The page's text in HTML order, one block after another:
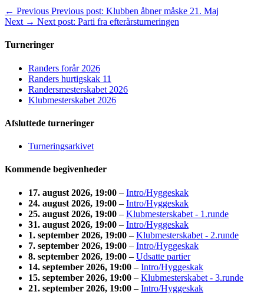
← Previous Previous post: Klubben åbner måske 21. Maj
Next → Next post: Parti fra efterårsturneringen
Turneringer
Randers forår 2026
Randers hurtigskak 11
Randersmesterskabet 2026
Klubmesterskabet 2026
Afsluttede turneringer
Turneringsarkivet
Kommende begivenheder
17. august 2026, 19:00 – Intro/Hyggeskak
24. august 2026, 19:00 – Intro/Hyggeskak
25. august 2026, 19:00 – Klubmesterskabet - 1.runde
31. august 2026, 19:00 – Intro/Hyggeskak
1. september 2026, 19:00 – Klubmesterskabet - 2.runde
7. september 2026, 19:00 – Intro/Hyggeskak
8. september 2026, 19:00 – Udsatte partier
14. september 2026, 19:00 – Intro/Hyggeskak
15. september 2026, 19:00 – Klubmesterskabet - 3.runde
21. september 2026, 19:00 – Intro/Hyggeskak